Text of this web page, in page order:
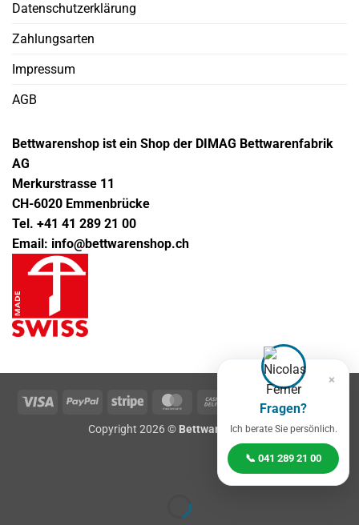
Datenschutzerklärung
Zahlungsarten
Impressum
AGB
Bettwarenshop ist ein Shop der DIMAG Bettwarenfabrik
AG
Merkurstrasse 11
CH-6020 Emmenbrücke
Tel. +41 41 289 21 00
Email: info@bettwarenshop.ch
Visa PayPal Stripe MasterCard Klarna
Copyright 2026 © Bettwarenshop.ch
×
Fragen?
Ich berate Sie persönlich.
📞 041 289 21 00